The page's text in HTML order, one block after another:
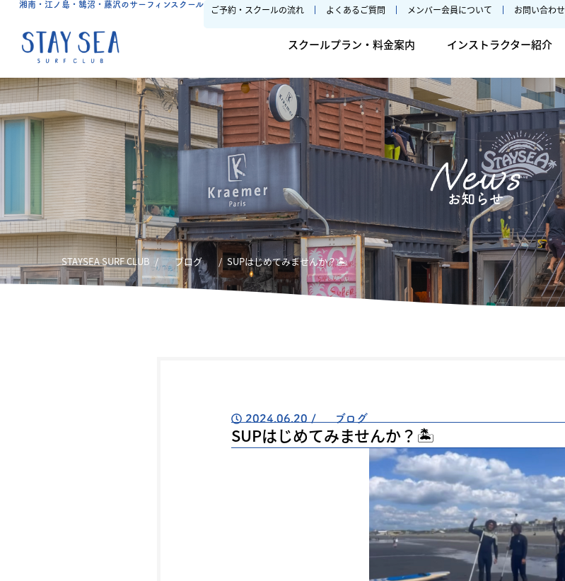
湘南・江ノ島・鵠沼・藤沢のサーフィンスクール ご予約・スクールの流れ よくあるご質問 メンバー会員について お問い合わせ
スクールプラン・料金案内 インストラクター紹介
お知らせ
STAYSEA SURF CLUB ブログ SUPはじめてみませんか？🏝
2024.06.20 / ブログ
SUPはじめてみませんか？🏝